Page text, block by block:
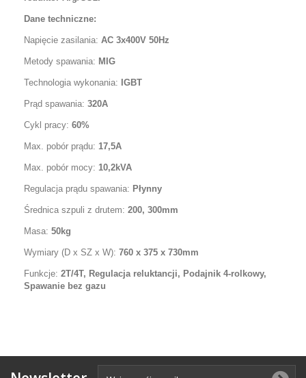
Dane techniczne:
Napięcie zasilania: AC 3x400V 50Hz
Metody spawania: MIG
Technologia wykonania: IGBT
Prąd spawania: 320A
Cykl pracy: 60%
Max. pobór prądu: 17,5A
Max. pobór mocy: 10,2kVA
Regulacja prądu spawania: Płynny
Średnica szpuli z drutem: 200, 300mm
Masa: 50kg
Wymiary (D x SZ x W): 760 x 375 x 730mm
Funkcje: 2T/4T, Regulacja reluktancji, Podajnik 4-rolkowy,
Spawanie bez gazu